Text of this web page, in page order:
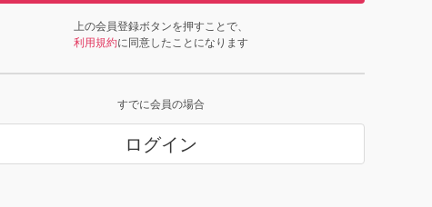
上の会員登録ボタンを押すことで、
利用規約に同意したことになります
すでに会員の場合
ログイン